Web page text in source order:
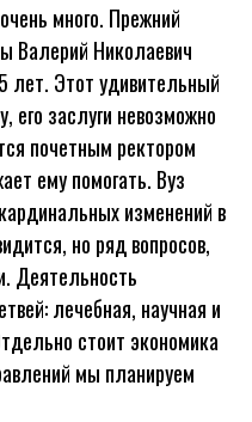
много. Прежний
Валерий Николаевич
лет. Этот удивительный
его заслуги невозможно
почетным ректором
ему помогать. Вуз
изменений в
но ряд вопросов,
Деятельность
лечебная, научная и
стоит экономика
мы планируем